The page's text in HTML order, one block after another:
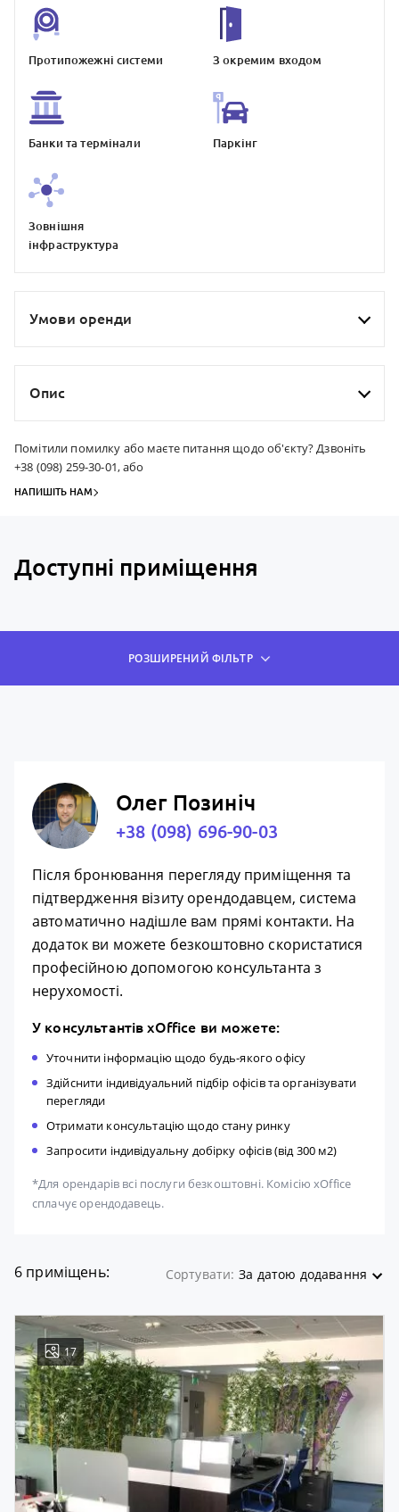
Протипожежнi системи З окремим входом
Банки та термiнали Паркiнг
Зовнiшня
iнфраструктура
Умови оренди
Опис
Помітили помилку або маєте питання щодо об'єкту? Дзвоніть
+38 (098) 259-30-01, або
НАПИШІТЬ НАМ
Доступні приміщення
РОЗШИРЕНИЙ ФІЛЬТР
Олег Позиніч
+38 (098) 696-90-03
Після бронювання перегляду приміщення та
підтвердження візиту орендодавцем, система
автоматично надішле вам прямі контакти. На
додаток ви можете безкоштовно скористатися
професійною допомогою консультанта з
нерухомості.
У консультантів xOffice ви можете:
Уточнити інформацію щодо будь-якого офісу
Здійснити індивідуальний підбір офісів та організувати
перегляди
Отримати консультацію щодо стану ринку
Запросити індивідуальну добірку офісів (від 300 м2)
*Для орендарів всі послуги безкоштовні. Комісію xOffice
сплачує орендодавець.
6 приміщень: Сортувати: За датою додавання
17